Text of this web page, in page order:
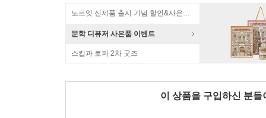
노르잇 신제품 출시 기념 할인&사은품 증정!
문학 디퓨저 사은품 이벤트
스킵과 로퍼 2차 굿즈
이 상품을 구입하신 분